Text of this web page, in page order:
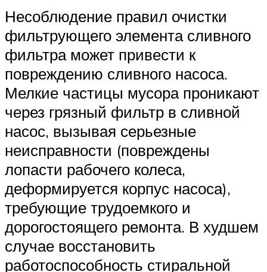
Несоблюдение правил очистки
фильтрующего элемента сливного
фильтра может привести к
повреждению сливного насоса.
Мелкие частицы мусора проникают
через грязный фильтр в сливной
насос, вызывая серьезные
неисправности (повреждены
лопасти рабочего колеса,
деформируется корпус насоса),
требующие трудоемкого и
дорогостоящего ремонта. В худшем
случае восстановить
работоспособность стиральной